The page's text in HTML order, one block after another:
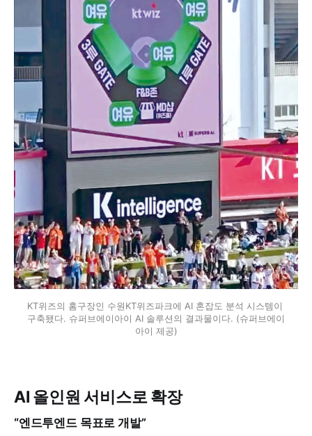
KT위즈의 홈구장인 수원KT위즈파크에 AI 혼잡도 분석 시스템이
구축됐다. 슈퍼브에이아이 AI 솔루션의 결과물이다. (슈퍼브에이
아이 제공)
AI 올인원 서비스로 확장
“엔드투엔드 목표로 개발”